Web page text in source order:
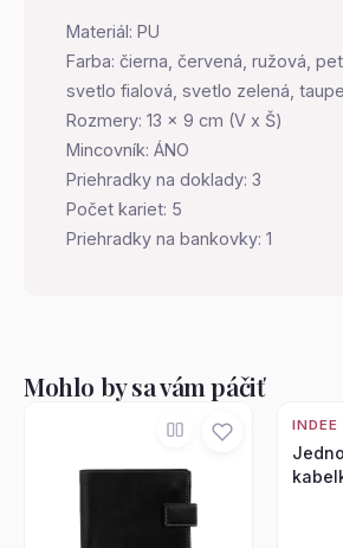
Materiál: PU
Farba: čierna, červená, ružová,
svetlo fialová, svetlo zelená, taupe
Rozmery: 13 x 9 cm (V x Š)
Mincovník: ÁNO
Priehradky na doklady: 3
Počet kariet: 5
Priehradky na bankovky: 1
Mohlo by sa vám páčiť
INDEE